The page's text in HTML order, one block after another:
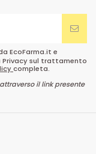
EcoFarma.it e
Privacy sul trattamento
completa.
il link presente